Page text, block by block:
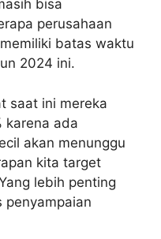
bisa
perusahaan
batas waktu
2024 ini.
saat ini mereka
karena ada
akan menunggu
kita target
lebih penting
penyampaian